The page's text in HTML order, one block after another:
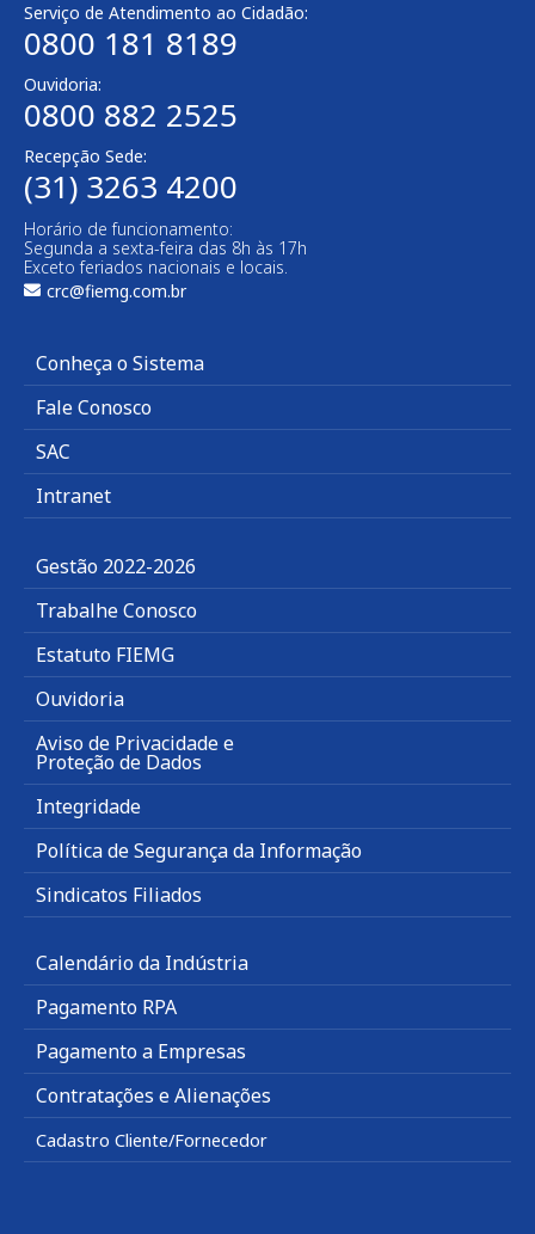
Serviço de Atendimento ao Cidadão:
0800 181 8189
Ouvidoria:
0800 882 2525​
Recepção Sede:
(31) 3263 4200
Horário de funcionamento:
Segunda a sexta-feira das 8h às 17h
Exceto feriados nacionais e locais.
crc@fiemg.com.br
Conheça o Sistema
Fale Conosco
SAC
Intranet
Gestão 2022-2026
Trabalhe Conosco
Estatuto FIEMG
Ouvidoria
Aviso de Privacidade e
Proteção de Dados
Integridade
Política de Segurança da Informação
Sindicatos Filiados
Calendário da Indústria
Pagamento RPA
Pagamento a Empresas
Contratações e Alienações
Cadastro Cliente/Fornecedor